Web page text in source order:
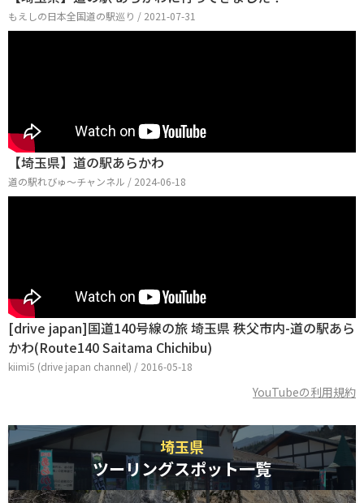
もえしの日本全国道の駅巡り / 2021-07-31
【埼玉県】道の駅あらかわ
道の駅れびゅ〜チャンネル / 2024-06-18
[drive japan]国道140号線の旅 埼玉県 秩父市内-道の駅あら
かわ(Route140 Saitama Chichibu)
kiimi5 (drive japan channel) / 2016-05-18
YouTubeの利用規約
埼玉県
ツーリングスポット一覧